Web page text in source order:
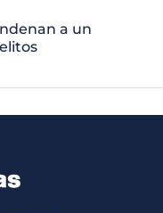
a un